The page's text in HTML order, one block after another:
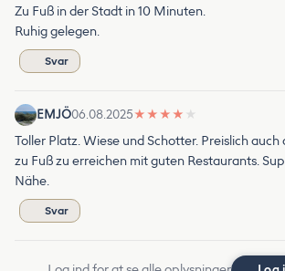
Zu Fuß in der Stadt in 10 Minuten.
Ruhig gelegen.
Svar
EMJÖ06.08.2025★ ★ ★ ★ ★
Toller Platz. Wiese und Schotter. Preislich
zu Fuß zu erreichen mit guten Restaurants.
Nähe.
Svar